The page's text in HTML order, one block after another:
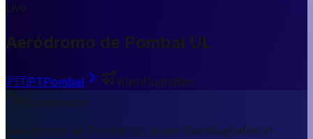
Live
Aeródromo de Pombal UL
🇵🇹PTPombal
Kleinflughafen
Kurzantwort
Aeródromo de Pombal UL ist ein Kleinflughafen in